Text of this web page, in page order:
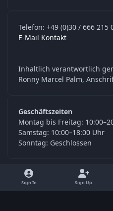
Telefon: +49 (0)30 / 666 215
E-Mail Kontakt
Inhaltlich verantwortlich
Ronny Marcel Palm,
Geschäftszeiten
Montag bis Freitag:
Samstag: 10:00–18:00 Uhr
Sonntag: Geschlossen
Sign In Sign Up